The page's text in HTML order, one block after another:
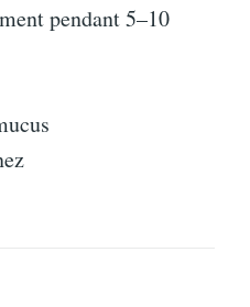
pendant 5–10